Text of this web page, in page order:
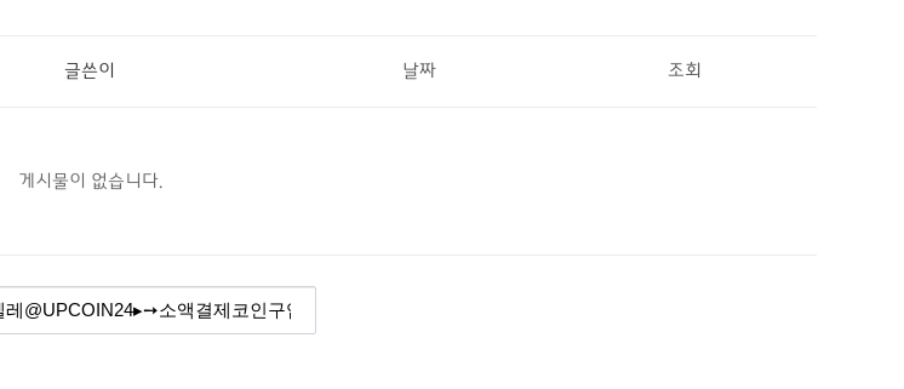
글쓴이 날짜 조회
게시물이 없습니다.